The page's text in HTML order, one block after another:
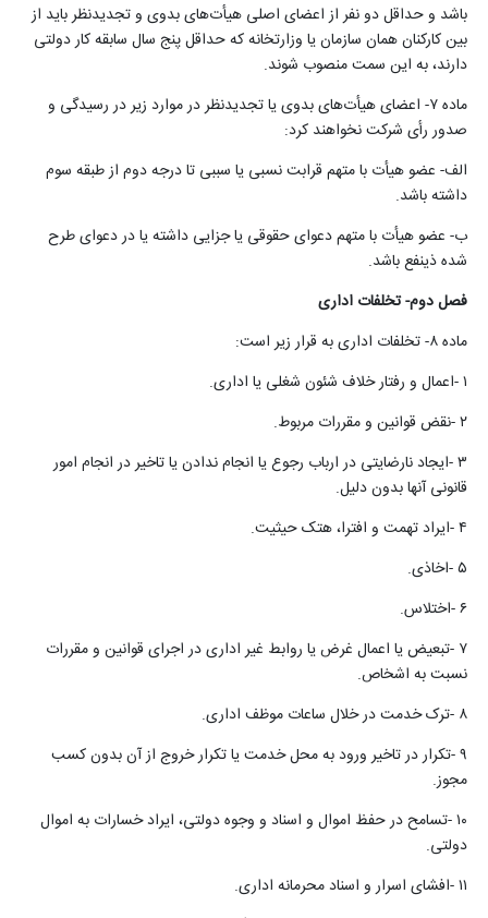
باشد و حداقل دو نفر از اعضای اصلی هیأت‌های بدوی و ‌‌تجدیدنظر باید از
بین کارکنان همان سازمان یا وزارتخانه که حداقل پنج سال سابقه کار دولتی
دارند، به این سمت منصوب شوند.
ماده ۷- اعضای هیأت‌های بدوی یا ‌‌تجدیدنظر در موارد زیر در رسیدگی و
صدور‌ رأی شرکت نخواهند کرد:
الف- عضو هیأت با متهم قرابت نسبی یا سببی تا درجه دوم از طبقه سوم
داشته باشد.
ب- عضو هیأت با متهم دعوای حقوقی یا جزایی داشته یا در دعوای طرح
شده ذینفع باشد.
فصل دوم- تخلفات اداری
ماده ۸- تخلفات اداری به قرار زیر است
:
۱-اعمال و رفتار خلاف شئون شغلی یا اداری.
۲-نقض قوانین و مقررات مربوط.
۳-ایجاد نارضایتی در ارباب رجوع یا انجام ندادن یا تاخیر در انجام امور
قانونی آنها بدون دلیل.
۴-ایراد تهمت و افترا، هتک حیثیت.
۵-اخاذی.
۶-اختلاس.
۷ -تبعیض یا اعمال غرض یا روابط غیر اداری در اجرای قوانین و مقررات
نسبت به اشخاص.
۸ -ترک خدمت در خلال ساعات موظف اداری.
۹-تکرار در تاخیر ورود به محل خدمت یا تکرار خروج از آن بدون کسب
مجوز.
۱۰-تسامح در حفظ اموال و اسناد و وجوه دولتی، ایراد خسارات به اموال
دولتی.
۱۱-افشای اسرار و اسناد محرمانه اداری.